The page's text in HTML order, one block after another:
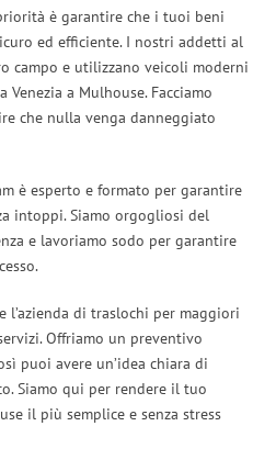
è garantire che i tuoi beni
ed efficiente. I nostri addetti al
campo e utilizzano veicoli moderni
a Mulhouse. Facciamo
che nulla venga danneggiato
è esperto e formato per garantire
intoppi. Siamo orgogliosi del
e lavoriamo sodo per garantire
l’azienda di traslochi per maggiori
Offriamo un preventivo
puoi avere un’idea chiara di
Siamo qui per rendere il tuo
il più semplice e senza stress